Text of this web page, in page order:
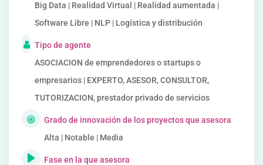
Big Data | Realidad Virtual | Realidad aumentada |
Software Libre | NLP | Logística y distribución
Tipo de agente
ASOCIACION de emprendedores o startups o
empresarios | EXPERTO, ASESOR, CONSULTOR,
TUTORIZACION, prestador privado de servicios
Grado de innovación de los proyectos que asesora
Alta | Notable | Media
Fase en la que asesora